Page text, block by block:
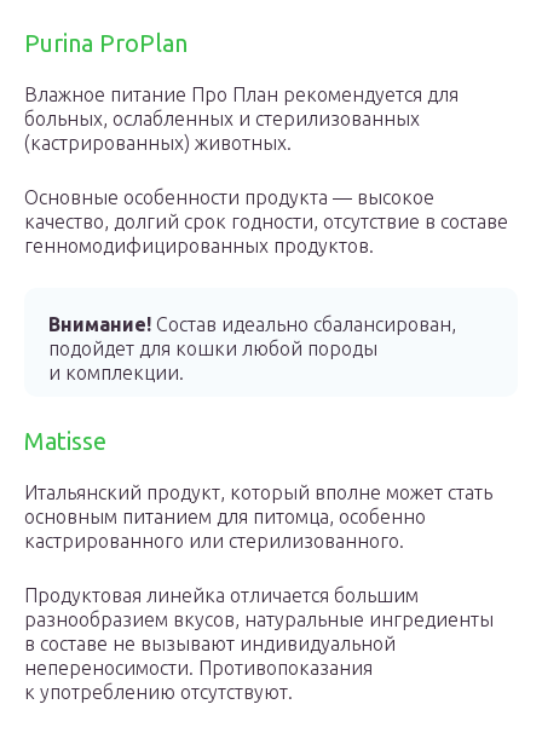
Purina ProPlan
Влажное питание Про План рекомендуется для
больных, ослабленных и стерилизованных
(кастрированных) животных.
Основные особенности продукта — высокое
качество, долгий срок годности, отсутствие в составе
генномодифицированных продуктов.
Внимание! Состав идеально сбалансирован,
подойдет для кошки любой породы
и комплекции.
Matisse
Итальянский продукт, который вполне может стать
основным питанием для питомца, особенно
кастрированного или стерилизованного.
Продуктовая линейка отличается большим
разнообразием вкусов, натуральные ингредиенты
в составе не вызывают индивидуальной
непереносимости. Противопоказания
к употреблению отсутствуют.